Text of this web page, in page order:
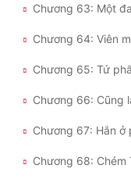
Chương 63: Một
Chương 64: Viên
Chương 65: Tứ
Chương 67: Hắn
Chương 68: Chém